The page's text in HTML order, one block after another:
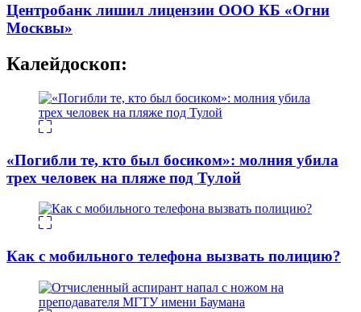
Центробанк лишил лицензии ООО КБ «Огни
Москвы»
Калейдоскоп:
«Погибли те, кто был босиком»: молния убила
трех человек на пляже под Тулой
Как с мобильного телефона вызвать полицию?